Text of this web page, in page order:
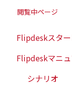
閲覧中ページ
Flipdeskスタ
初めての方
初期設定（
Flipdeskマニ
シナリオ